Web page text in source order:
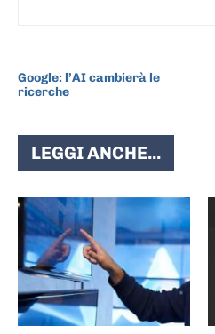
Google: l’AI cambierà le
ricerche
LEGGI ANCHE...